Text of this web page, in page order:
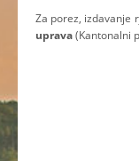
Za porez, izdavanje
uprava(Kantonalni